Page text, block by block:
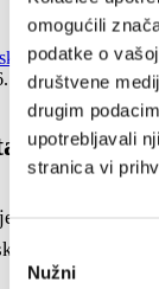
omogućili
podatke o
društvene
drugim
upotrebljavali
stranica vi
Odabir
pristanka
Nužni
- 31. kolovoza
grada
šetnje